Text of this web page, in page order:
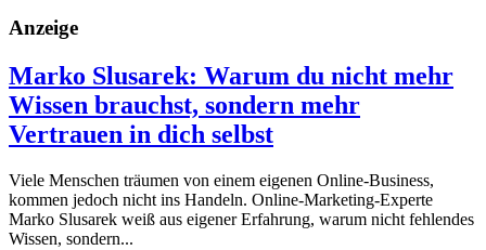
Anzeige
Marko Slusarek: Warum du nicht mehr
Wissen brauchst, sondern mehr
Vertrauen in dich selbst
Viele Menschen träumen von einem eigenen Online-Business,
kommen jedoch nicht ins Handeln. Online-Marketing-Experte
Marko Slusarek weiß aus eigener Erfahrung, warum nicht fehlendes
Wissen, sondern...